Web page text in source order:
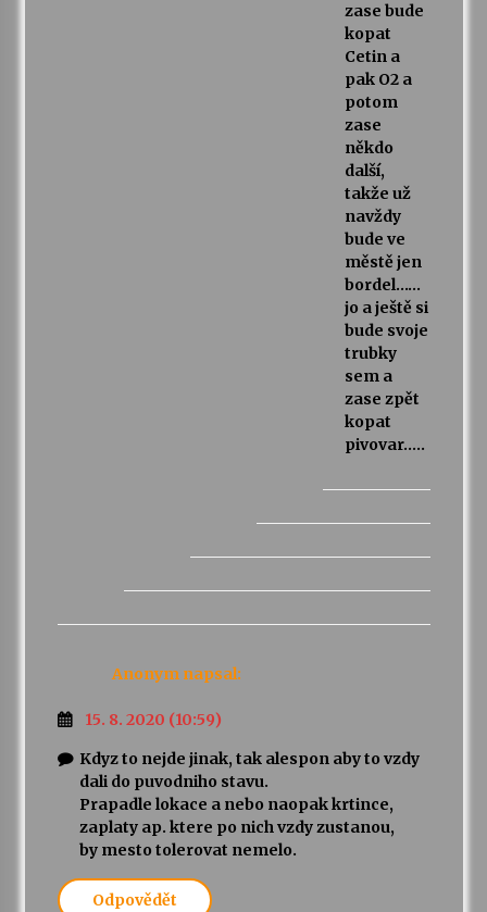
zase bude
kopat
Cetin a
pak O2 a
potom
zase
někdo
další,
takže už
navždy
bude ve
městě jen
bordel……
jo a ještě si
bude svoje
trubky
sem a
zase zpět
kopat
pivovar…..
Anonym napsal:
15. 8. 2020 (10:59)
Kdyz to nejde jinak, tak alespon aby to vzdy
dali do puvodniho stavu.
Prapadle lokace a nebo naopak krtince,
zaplaty ap. ktere po nich vzdy zustanou,
by mesto tolerovat nemelo.
Odpovědět